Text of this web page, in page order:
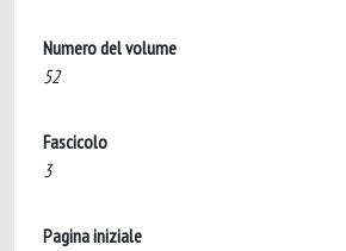
Numero del volume
52
Fascicolo
3
Pagina iniziale